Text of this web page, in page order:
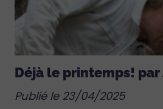
Déjà le printemps! par
Publié le 23/04/2025